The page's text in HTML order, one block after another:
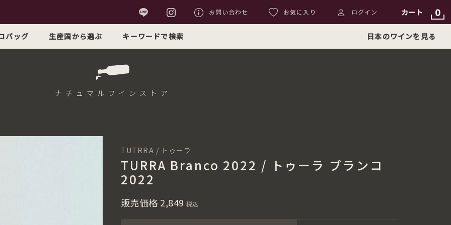
お問い合わせ お気に入り ログイン カート 0
バッグ 生産国から選ぶ キーワードで検索 日本のワインを見る
ナチュマル ワインストア
TUTRRA / トゥーラ
TURRA Branco 2022 / トゥーラ ブランコ
2022
販売価格 2,849 税込